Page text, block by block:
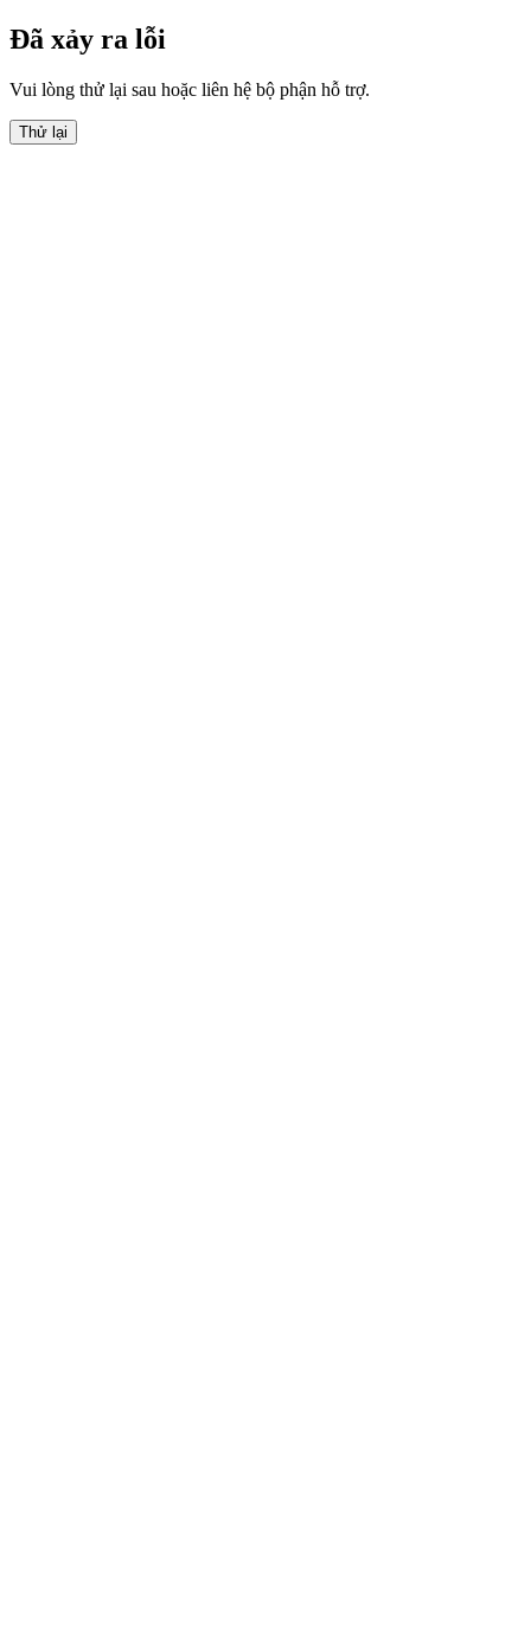
Đã xảy ra lỗi
Vui lòng thử lại sau hoặc liên hệ bộ phận hỗ trợ.
Thử lại